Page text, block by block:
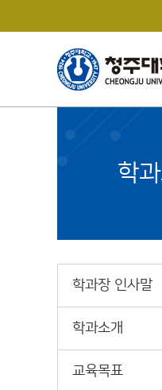
&
학
학과장 인사말
학과소개
교육목표